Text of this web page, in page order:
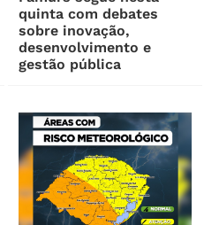
quinta com debates
sobre inovação,
desenvolvimento e
gestão pública